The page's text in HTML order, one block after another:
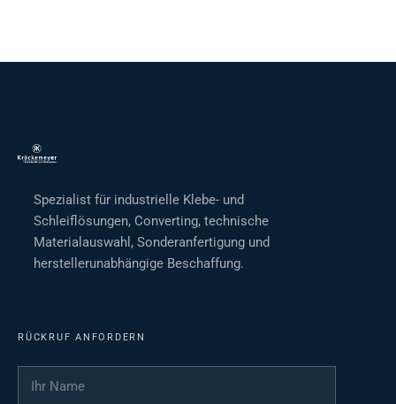
Spezialist für industrielle Klebe- und
Schleiflösungen, Converting, technische
Materialauswahl, Sonderanfertigung und
herstellerunabhängige Beschaffung.
RÜCKRUF ANFORDERN
Ihr Name